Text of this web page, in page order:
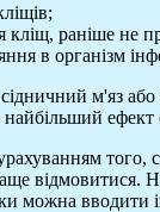
кліщ, раніше
в організм
м'яз
ефект
відмовитися.
можна